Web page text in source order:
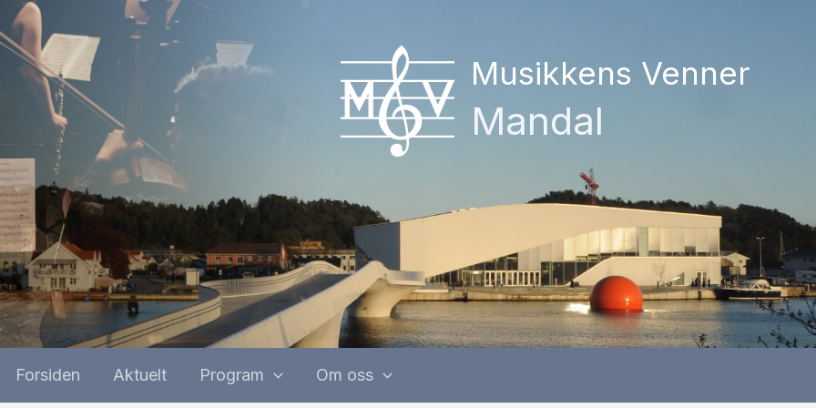
Musikkens Venner
Mandal
Forsiden Aktuelt Program Om oss